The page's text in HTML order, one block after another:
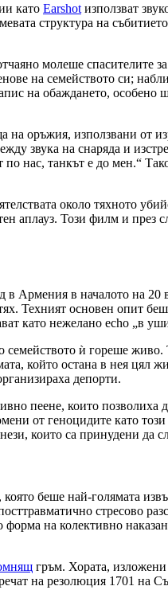
като Earshot използват
структура на
молеше спасителите
на семейството си;
на обаждането,
на оръжия, използвани
звука на снаряда и
нас, танкът е до мен.“
около тяхното
аплауз. Този филм и през
в Армения в началото на
Техният основен опит
като нежелано echo „в
ѝ гореше
който остана в нея цял
депорти.
пеене, които позволиха
от геноцидите като
които са принудени да
беше най-голямата
стресово
на колективно
гръм. Хората, изложени
на резолюция 1701 на